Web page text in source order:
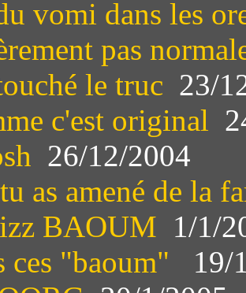
vomi dans les
pas
le truc 23/
c'est original
26/12/2004
as amené de la
BAOUM 1/1/
ces "baoum"
19/